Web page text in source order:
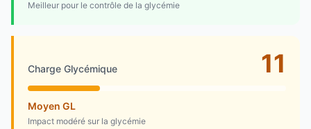
Meilleur pour le contrôle de la glycémie
Charge Glycémique 11
Moyen GL
Impact modéré sur la glycémie